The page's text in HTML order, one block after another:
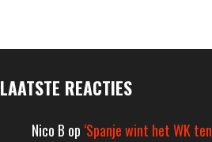
LAATSTE REACTIES
Nico B op ‘Spanje wint het WK ten